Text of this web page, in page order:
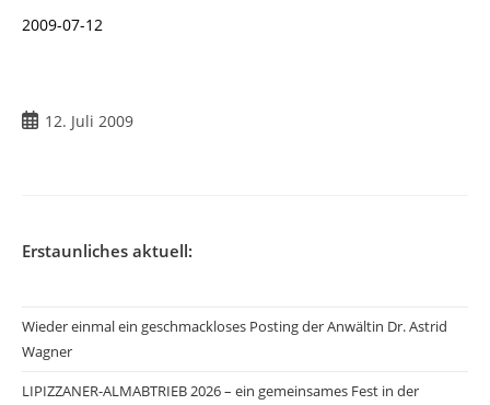
2009-07-12
Beitrag12. Juli 2009
Erstaunliches aktuell:
Wieder einmal ein geschmackloses Posting der Anwältin Dr. Astrid
Wagner
LIPIZZANER-ALMABTRIEB 2026 – ein gemeinsames Fest in der